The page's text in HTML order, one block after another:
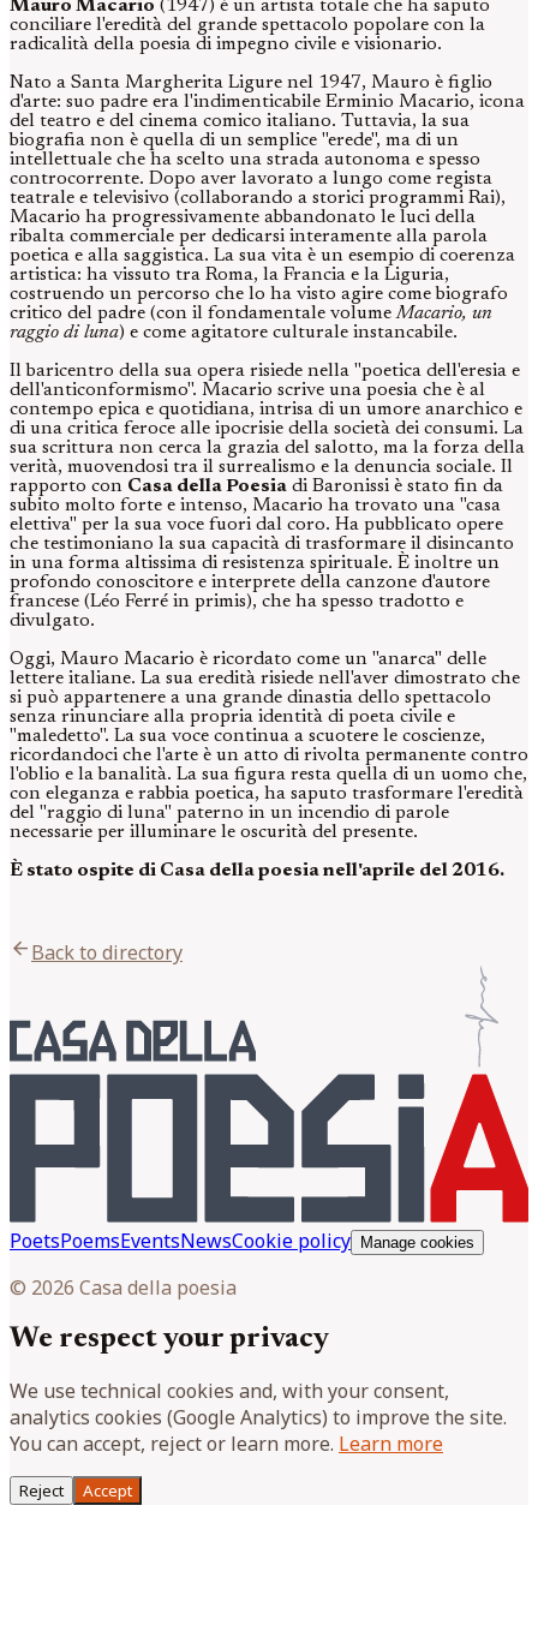
Mauro Macario (1947) è un artista totale che ha saputo
conciliare l'eredità del grande spettacolo popolare con la
radicalità della poesia di impegno civile e visionario.
Nato a Santa Margherita Ligure nel 1947, Mauro è figlio
d'arte: suo padre era l'indimenticabile Erminio Macario, icona
del teatro e del cinema comico italiano. Tuttavia, la sua
biografia non è quella di un semplice "erede", ma di un
intellettuale che ha scelto una strada autonoma e spesso
controcorrente. Dopo aver lavorato a lungo come regista
teatrale e televisivo (collaborando a storici programmi Rai),
Macario ha progressivamente abbandonato le luci della
ribalta commerciale per dedicarsi interamente alla parola
poetica e alla saggistica. La sua vita è un esempio di coerenza
artistica: ha vissuto tra Roma, la Francia e la Liguria,
costruendo un percorso che lo ha visto agire come biografo
critico del padre (con il fondamentale volumeMacario, un
raggio di luna) e come agitatore culturale instancabile.
Il baricentro della sua opera risiede nella "poetica dell'eresia e
dell'anticonformismo". Macario scrive una poesia che è al
contempo epica e quotidiana, intrisa di un umore anarchico e
di una critica feroce alle ipocrisie della società dei consumi. La
sua scrittura non cerca la grazia del salotto, ma la forza della
verità, muovendosi tra il surrealismo e la denuncia sociale. Il
rapporto con Casa della Poesia di Baronissi è stato fin da
subito molto forte e intenso, Macario ha trovato una "casa
elettiva" per la sua voce fuori dal coro. Ha pubblicato opere
che testimoniano la sua capacità di trasformare il disincanto
in una forma altissima di resistenza spirituale. È inoltre un
profondo conoscitore e interprete della canzone d'autore
francese (Léo Ferré in primis), che ha spesso tradotto e
divulgato.
Oggi, Mauro Macario è ricordato come un "anarca" delle
lettere italiane. La sua eredità risiede nell'aver dimostrato che
si può appartenere a una grande dinastia dello spettacolo
senza rinunciare alla propria identità di poeta civile e
"maledetto". La sua voce continua a scuotere le coscienze,
ricordandoci che l'arte è un atto di rivolta permanente contro
l'oblio e la banalità. La sua figura resta quella di un uomo che,
con eleganza e rabbia poetica, ha saputo trasformare l'eredità
del "raggio di luna" paterno in un incendio di parole
necessarie per illuminare le oscurità del presente.
È stato ospite di Casa della poesia nell'aprile del 2016.
arrow_backBack to directory
PoetsPoemsEventsNewsCookie policy Manage cookies
© 2026 Casa della poesia
We respect your privacy
We use technical cookies and, with your consent,
analytics cookies (Google Analytics) to improve the site.
You can accept, reject or learn more. Learn more
Reject Accept